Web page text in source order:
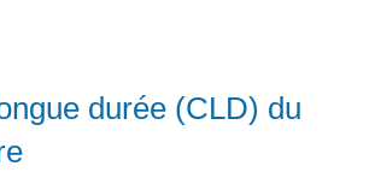
durée (CLD) du